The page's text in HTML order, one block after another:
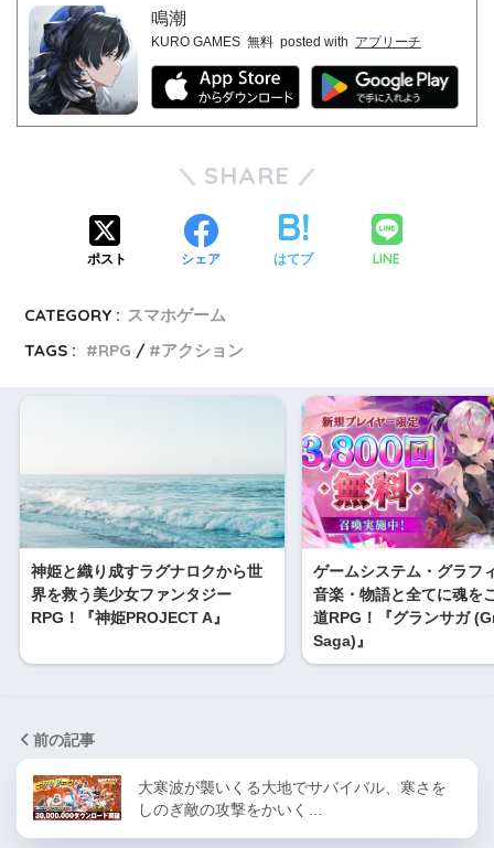
鳴潮
KURO GAMES 無料 posted with アプリーチ
SHARE
ポスト シェア はてブ LINE
CATEGORY : スマホゲーム
TAGS :
RPG アクション
神姫と織り成すラグナロクから世
界を救う美少女ファンタジー
RPG！『神姫PROJECT A』
ゲームシステム・グラフ
音楽・物語と全てに魂を
道RPG！『グランサガ
Saga)』
前の記事
大寒波が襲いくる大地でサバイバル、寒さを
しのぎ敵の攻撃をかいく…